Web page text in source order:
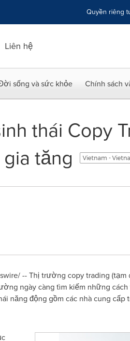
Quyền riêng
Liên hệ
sống và sức khỏe Chính sách
thái Copy
tăng
Vietnam -
-- Thị trường copy trading
ngày càng tìm kiếm những
năng động gồm các nhà cung